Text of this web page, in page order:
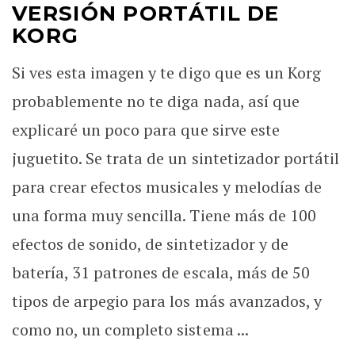
VERSIÓN PORTÁTIL DE
KORG
Si ves esta imagen y te digo que es un Korg
probablemente no te diga nada, así que
explicaré un poco para que sirve este
juguetito. Se trata de un sintetizador portátil
para crear efectos musicales y melodías de
una forma muy sencilla. Tiene más de 100
efectos de sonido, de sintetizador y de
batería, 31 patrones de escala, más de 50
tipos de arpegio para los más avanzados, y
como no, un completo sistema ...